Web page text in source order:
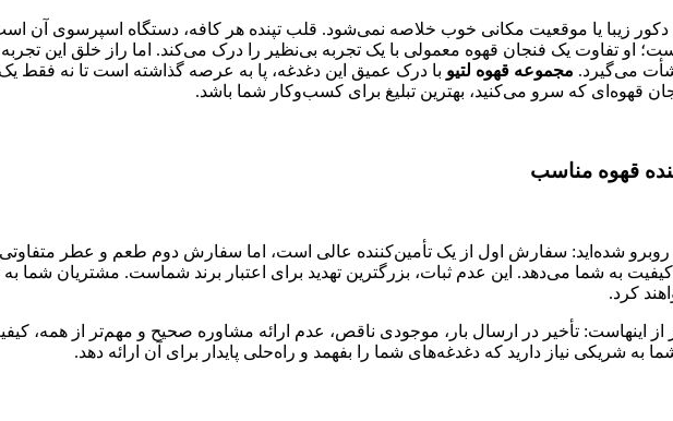
به دکور زیبا یا موقعیت مکانی خوب خلاصه نمی‌شود. قلب تپنده هر کافه، دستگاه اسپرسوی
او تفاوت یک فنجان قهوه معمولی با یک تجربه بی‌نظیر را درک می‌کند. اما راز خلق این
می‌گیرد. مجموعه قهوه لتیو با درک عمیق این دغدغه، پا به عرصه گذاشته است تا نه
قهوه‌ای که سرو می‌کنید، بهترین تبلیغ برای کسب‌وکار شما باشد.
قهوه مناسب
روبرو شده‌اید: سفارش اول از یک تأمین‌کننده عالی است، اما سفارش دوم طعم و عطر
به شما می‌دهد. این عدم ثبات، بزرگترین تهدید برای اعتبار برند شماست. مشتریان شما
کرد.
از اینهاست: تأخیر در ارسال بار، موجودی ناقص، عدم ارائه مشاوره صحیح و مهم‌تر از همه،
نیاز دارید که دغدغه‌های شما را بفهمد و راه‌حلی پایدار برای آن ارائه دهد.